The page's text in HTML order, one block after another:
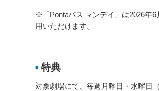
※「Pontaパス マンデイ」は2026年
用いただけます。
■ 特典
対象劇場にて、毎週月曜日・水曜日